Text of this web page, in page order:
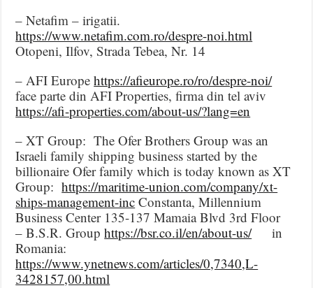
– Netafim – irigatii.
https://www.netafim.com.ro/despre-noi.html
Otopeni, Ilfov, Strada Tebea, Nr. 14
– AFI Europehttps://afieurope.ro/ro/despre-noi/
face parte din AFI Properties, firma din tel aviv
https://afi-properties.com/about-us/?lang=en
– XT Group: The Ofer Brothers Group was an
Israeli family shipping business started by the
billionaire Ofer family which is today known as XT
Group:https://maritime-union.com/company/xt-
ships-management-inc Constanta, Millennium
Business Center 135-137 Mamaia Blvd 3rd Floor
– B.S.R. Grouphttps://bsr.co.il/en/about-us/in
Romania:
https://www.ynetnews.com/articles/0,7340,L-
3428157,00.html